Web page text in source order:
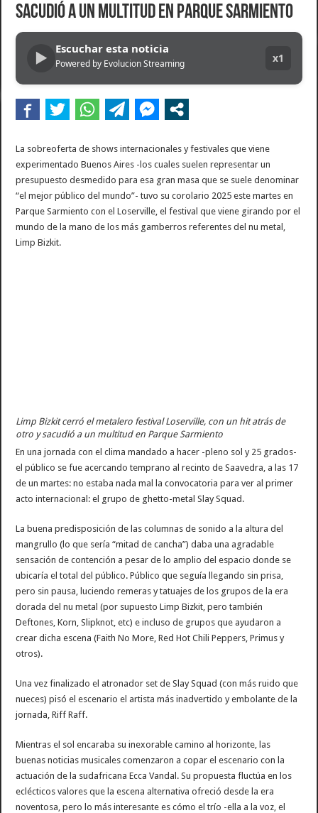
Franco Mastantuono se fue de Real Madrid y en Italia lo recibió una multitud:
Dolor en Chubut: murió el intendente de Gaiman en medio de una operación
Escala el conflicto universitario: los rectores piden a la Justicia que intime al
Pedradas, corridas y detenidos frente al Congreso en la marcha contra la Ley de
La Cámara de Casación confirmó el procesamiento de Julio de Vido y su
sacudió a un multitud en Parque Sarmiento
▶ Escuchar esta noticia
Powered by Evolucion Streaming x1
La sobreoferta de shows internacionales y festivales que viene
experimentado Buenos Aires -los cuales suelen representar un
presupuesto desmedido para esa gran masa que se suele denominar
“el mejor público del mundo”- tuvo su corolario 2025 este martes en
Parque Sarmiento con el Loserville, el festival que viene girando por el
mundo de la mano de los más gamberros referentes del nu metal,
Limp Bizkit.
Limp Bizkit cerró el metalero festival Loserville, con un hit atrás de
otro y sacudió a un multitud en Parque Sarmiento
En una jornada con el clima mandado a hacer -pleno sol y 25 grados-
el público se fue acercando temprano al recinto de Saavedra, a las 17
de un martes: no estaba nada mal la convocatoria para ver al primer
acto internacional: el grupo de ghetto-metal Slay Squad.
La buena predisposición de las columnas de sonido a la altura del
mangrullo (lo que sería “mitad de cancha”) daba una agradable
sensación de contención a pesar de lo amplio del espacio donde se
ubicaría el total del público. Público que seguía llegando sin prisa,
pero sin pausa, luciendo remeras y tatuajes de los grupos de la era
dorada del nu metal (por supuesto Limp Bizkit, pero también
Deftones, Korn, Slipknot, etc) e incluso de grupos que ayudaron a
crear dicha escena (Faith No More, Red Hot Chili Peppers, Primus y
otros).
Una vez finalizado el atronador set de Slay Squad (con más ruido que
nueces) pisó el escenario el artista más inadvertido y embolante de la
jornada, Riff Raff.
Mientras el sol encaraba su inexorable camino al horizonte, las
buenas noticias musicales comenzaron a copar el escenario con la
actuación de la sudafricana Ecca Vandal. Su propuesta fluctúa en los
eclécticos valores que la escena alternativa ofreció desde la era
noventosa, pero lo más interesante es cómo el trío -ella a la voz, el